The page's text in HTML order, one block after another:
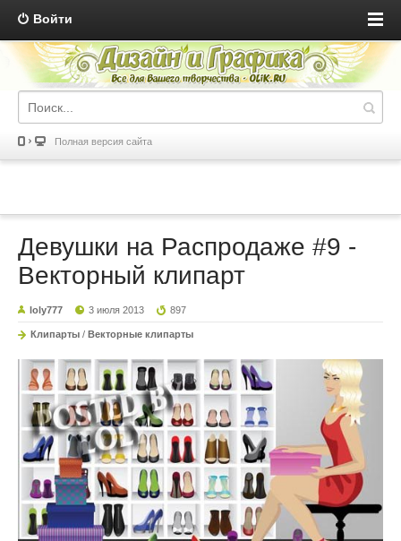
Войти
Полная версия сайта
Девушки на Распродаже #9 -
Векторный клипарт
loly777 3 июля 2013 897
Клипарты / Векторные клипарты